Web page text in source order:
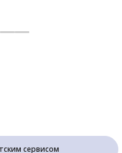
сервисом